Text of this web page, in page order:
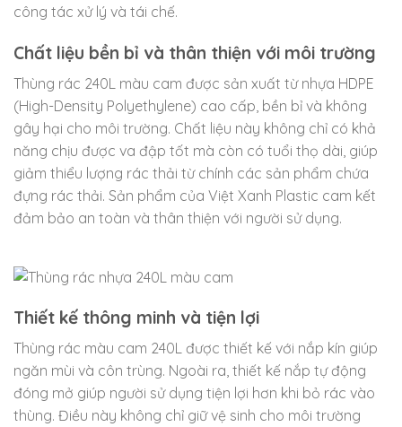
công tác xử lý và tái chế.
Chất liệu bền bỉ và thân thiện với môi trường
Thùng rác 240L màu cam được sản xuất từ nhựa HDPE
(High-Density Polyethylene) cao cấp, bền bỉ và không
gây hại cho môi trường. Chất liệu này không chỉ có khả
năng chịu được va đập tốt mà còn có tuổi thọ dài, giúp
giảm thiểu lượng rác thải từ chính các sản phẩm chứa
đựng rác thải. Sản phẩm của Việt Xanh Plastic cam kết
đảm bảo an toàn và thân thiện với người sử dụng.
Thiết kế thông minh và tiện lợi
Thùng rác màu cam 240L được thiết kế với nắp kín giúp
ngăn mùi và côn trùng. Ngoài ra, thiết kế nắp tự động
đóng mở giúp người sử dụng tiện lợi hơn khi bỏ rác vào
thùng. Điều này không chỉ giữ vệ sinh cho môi trường